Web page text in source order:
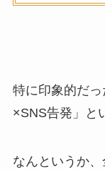
特に印象的だ
×SNS告発」と
なんというか